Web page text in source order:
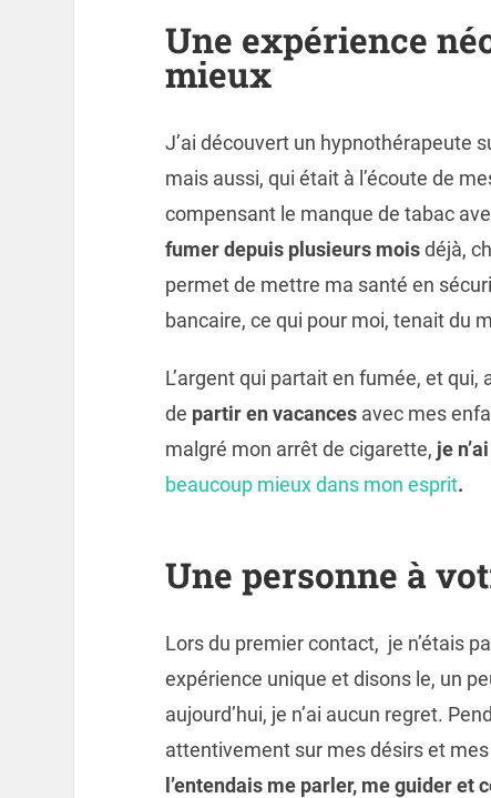
Une expérience
mieux
J’ai découvert un hypnothérapeute
mais aussi, qui était à l’écoute de
compensant le manque de tabac
fumer depuis plusieurs moisdéjà,
permet de mettre ma santé en
bancaire, ce qui pour moi, tenait du
L’argent qui partait en fumée, et
de partir en vacancesavec mes
malgré mon arrêt de cigarette, je
beaucoup mieux dans mon esprit.
Une personne à
Lors du premier contact, je n’étais
expérience unique et disons le, un
aujourd’hui, je n’ai aucun regret.
attentivement sur mes désirs et
l’entendais me parler, me guider et